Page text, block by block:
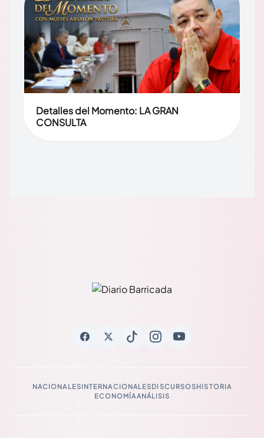
Detalles del Momento: LA GRAN
CONSULTA
NACIONALESINTERNACIONALESDISCURSOSHISTORIA
ECONOMÍAANÁLISIS